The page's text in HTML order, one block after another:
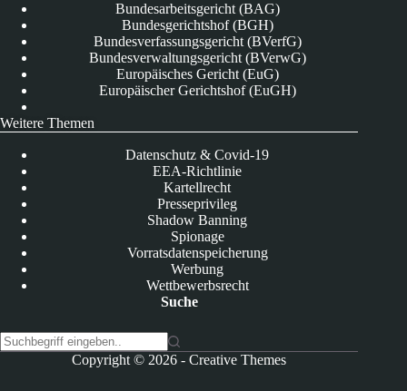
Bundesarbeitsgericht (BAG)
Bundesgerichtshof (BGH)
Bundesverfassungsgericht (BVerfG)
Bundesverwaltungsgericht (BVerwG)
Europäisches Gericht (EuG)
Europäischer Gerichtshof (EuGH)
Weitere Themen
Datenschutz & Covid-19
EEA-Richtlinie
Kartellrecht
Presseprivileg
Shadow Banning
Spionage
Vorratsdatenspeicherung
Werbung
Wettbewerbsrecht
Suche
Copyright © 2026 -Creative Themes